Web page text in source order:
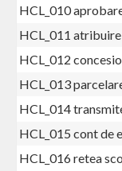
HCL_010
HCL_011
HCL_012
HCL_013
HCL_014
HCL_015 cont de
HCL_016 retea